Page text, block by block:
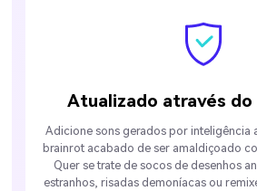
Atualizado através do
Adicione sons gerados por inteligência
brainrot acabado de ser amaldiçoado
Quer se trate de socos de desenhos
estranhos, risadas demoníacas ou